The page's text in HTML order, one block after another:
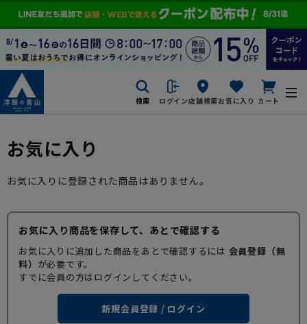
検索 ログイン店舗検索お気に入り カート
お気に入り
お気に入りに登録された商品はありません。
お気に入り商品を保存して、あとで確認する
お気に入りに追加した商品をあとで確認するには 会員登録（無
料） が必要です。
すでに会員の方はログインしてください。
新規会員登録 / ログイン